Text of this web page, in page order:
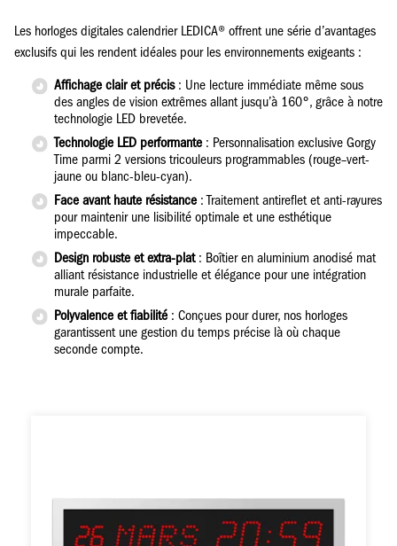
Les horloges digitales calendrier LEDICA® offrent une série d’avantages
exclusifs qui les rendent idéales pour les environnements exigeants :
Affichage clair et précis: Une lecture immédiate même sous
des angles de vision extrêmes allant jusqu’à 160°, grâce à notre
technologie LED brevetée.
Technologie LED performante: Personnalisation exclusive Gorgy
Time parmi 2 versions tricouleurs programmables (rouge–vert-
jaune ou blanc-bleu-cyan).
Face avant haute résistance: Traitement antireflet et anti-rayures
pour maintenir une lisibilité optimale et une esthétique
impeccable.
Design robuste et extra-plat: Boîtier en aluminium anodisé mat
alliant résistance industrielle et élégance pour une intégration
murale parfaite.
Polyvalence et fiabilité: Conçues pour durer, nos horloges
garantissent une gestion du temps précise là où chaque
seconde compte.